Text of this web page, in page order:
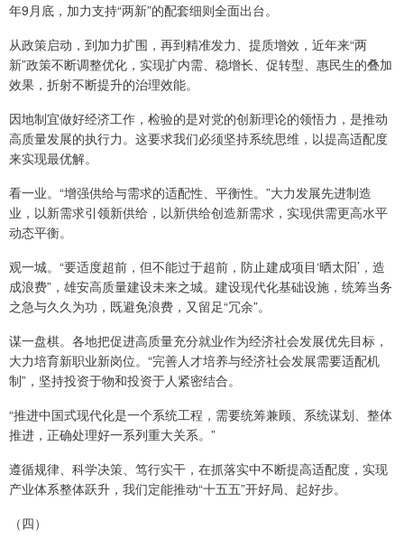
年9月底，加力支持“两新”的配套细则全面出台。
从政策启动，到加力扩围，再到精准发力、提质增效，近年来“两
新”政策不断调整优化，实现扩内需、稳增长、促转型、惠民生的叠加
效果，折射不断提升的治理效能。
因地制宜做好经济工作，检验的是对党的创新理论的领悟力，是推动
高质量发展的执行力。这要求我们必须坚持系统思维，以提高适配度
来实现最优解。
看一业。“增强供给与需求的适配性、平衡性。”大力发展先进制造
业，以新需求引领新供给，以新供给创造新需求，实现供需更高水平
动态平衡。
观一城。“要适度超前，但不能过于超前，防止建成项目‘晒太阳’，造
成浪费”，雄安高质量建设未来之城。建设现代化基础设施，统筹当务
之急与久久为功，既避免浪费，又留足“冗余”。
谋一盘棋。各地把促进高质量充分就业作为经济社会发展优先目标，
大力培育新职业新岗位。“完善人才培养与经济社会发展需要适配机
制”，坚持投资于物和投资于人紧密结合。
“推进中国式现代化是一个系统工程，需要统筹兼顾、系统谋划、整体
推进，正确处理好一系列重大关系。”
遵循规律、科学决策、笃行实干，在抓落实中不断提高适配度，实现
产业体系整体跃升，我们定能推动“十五五”开好局、起好步。
（四）